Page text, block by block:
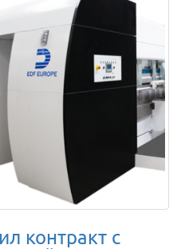
контракт с